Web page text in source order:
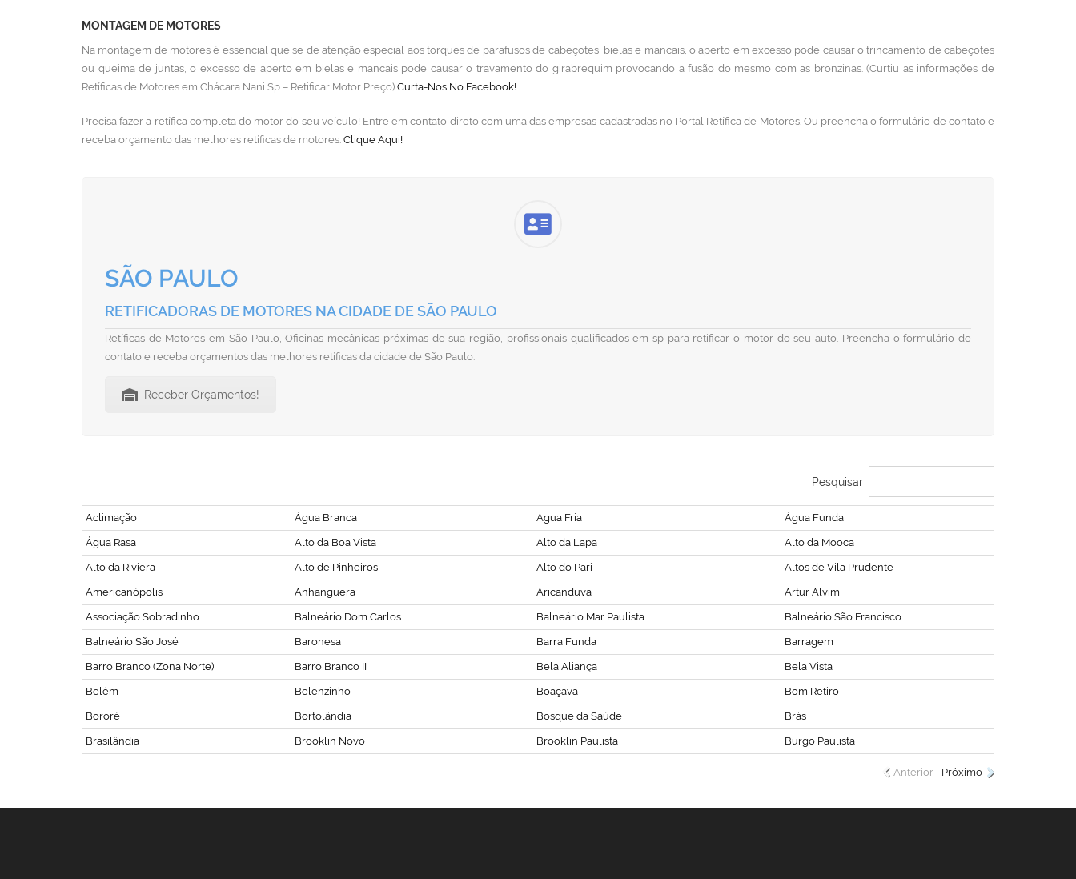
MONTAGEM DE MOTORES
Na montagem de motores é essencial que se de atenção especial aos torques de parafusos de cabeçotes, bielas e mancais, o aperto em excesso pode causar o trincamento de cabeçotes
ou queima de juntas, o excesso de aperto em bielas e mancais pode causar o travamento do girabrequim provocando a fusão do mesmo com as bronzinas. (Curtiu as informações de
Retíficas de Motores em Chácara Nani Sp – Retificar Motor Preço) Curta-Nos No Facebook!
Precisa fazer a retífica completa do motor do seu veículo! Entre em contato direto com uma das empresas cadastradas no Portal Retífica de Motores. Ou preencha o formulário de contato e
receba orçamento das melhores retíficas de motores. Clique Aqui!
SÃO PAULO
RETIFICADORAS DE MOTORES NA CIDADE DE SÃO PAULO
Retíficas de Motores em São Paulo, Oficinas mecânicas próximas de sua região, profissionais qualificados em sp para retificar o motor do seu auto. Preencha o formulário de
contato e receba orçamentos das melhores retíficas da cidade de São Paulo.
Receber Orçamentos!
Pesquisar
Aclimação Água Branca Água Fria Água Funda
Água Rasa Alto da Boa Vista Alto da Lapa Alto da Mooca
Alto da Riviera Alto de Pinheiros Alto do Pari Altos de Vila Prudente
Americanópolis Anhangüera Aricanduva Artur Alvim
Associação Sobradinho Balneário Dom Carlos Balneário Mar Paulista Balneário São Francisco
Balneário São José Baronesa Barra Funda Barragem
Barro Branco (Zona Norte) Barro Branco II Bela Aliança Bela Vista
Belém Belenzinho Boaçava Bom Retiro
Bororé Bortolândia Bosque da Saúde Brás
Brasilândia Brooklin Novo Brooklin Paulista Burgo Paulista
Anterior Próximo